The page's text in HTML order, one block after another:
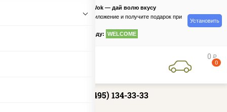
PizzaSushiWok — дай волю вкусу
Скачайте приложение и получите подарок при
по промокоду: WELCOME
Установить
0 руб
0
+7 (495) 134-33-33